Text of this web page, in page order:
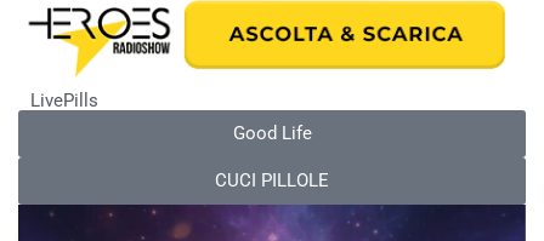
LivePills
Good Life
CUCI PILLOLE